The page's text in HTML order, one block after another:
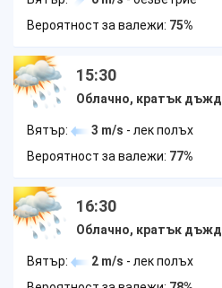
Вероятност за валежи: 75%
15:30
Облачно, кратък дъжд
Вятър: 3 m/s - лек полъх
Вероятност за валежи: 77%
16:30
Облачно, кратък дъжд
Вятър: 2 m/s - лек полъх